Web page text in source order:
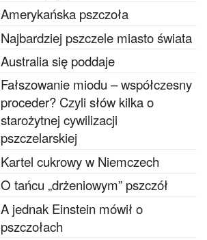
Amerykańska pszczoła
Najbardziej pszczele miasto świata
Australia się poddaje
Fałszowanie miodu – współczesny
proceder? Czyli słów kilka o
starożytnej cywilizacji
pszczelarskiej
Kartel cukrowy w Niemczech
O tańcu „drżeniowym” pszczół
A jednak Einstein mówił o
pszczołach